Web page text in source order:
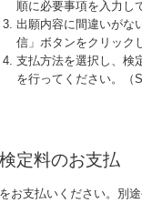
順に必要事項を入力し
出願内容に間違いがな
信」ボタンをクリック
支払方法を選択し、検
を行ってください。（
定料のお支払
お支払いください。別途